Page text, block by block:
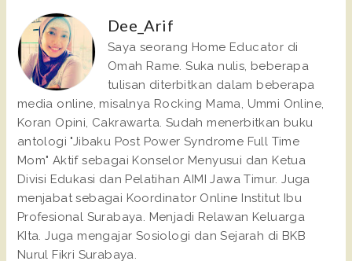
Dee_Arif
Saya seorang Home Educator di
Omah Rame. Suka nulis, beberapa
tulisan diterbitkan dalam beberapa
media online, misalnya Rocking Mama, Ummi Online,
Koran Opini, Cakrawarta. Sudah menerbitkan buku
antologi "Jibaku Post Power Syndrome Full Time
Mom" Aktif sebagai Konselor Menyusui dan Ketua
Divisi Edukasi dan Pelatihan AIMI Jawa Timur. Juga
menjabat sebagai Koordinator Online Institut Ibu
Profesional Surabaya. Menjadi Relawan Keluarga
KIta. Juga mengajar Sosiologi dan Sejarah di BKB
Nurul Fikri Surabaya.